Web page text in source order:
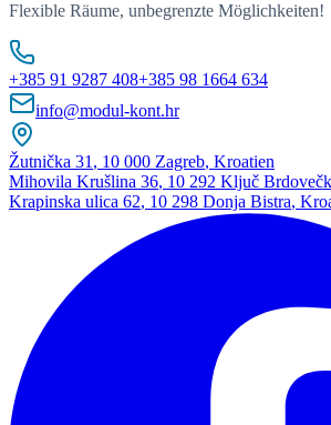
Flexible Räume, unbegrenzte Möglichkeiten!
+385 91 9287 408+385 98 1664 634
info@modul-kont.hr
Žutnička 31, 10 000 Zagreb, Kroatien
Mihovila Krušlina 36, 10 292 Ključ
Krapinska ulica 62, 10 298 Donja Bistra,